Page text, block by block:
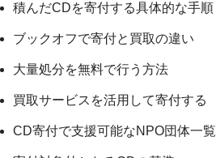
積んだCDを寄付する具体的な手順
ブックオフで寄付と買取の違い
大量処分を無料で行う方法
買取サービスを活用して寄付する
CD寄付で支援可能なNPO団体一覧